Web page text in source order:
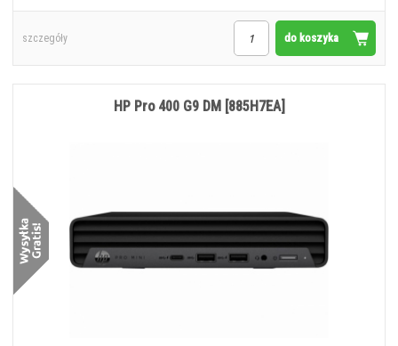
do koszyka
szczegóły
HP Pro 400 G9 DM [885H7EA]